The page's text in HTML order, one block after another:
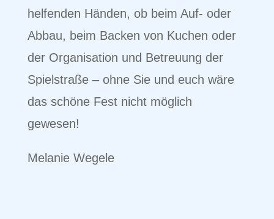
helfenden Händen, ob beim Auf- oder
Abbau, beim Backen von Kuchen oder
der Organisation und Betreuung der
Spielstraße – ohne Sie und euch wäre
das schöne Fest nicht möglich
gewesen!
Melanie Wegele